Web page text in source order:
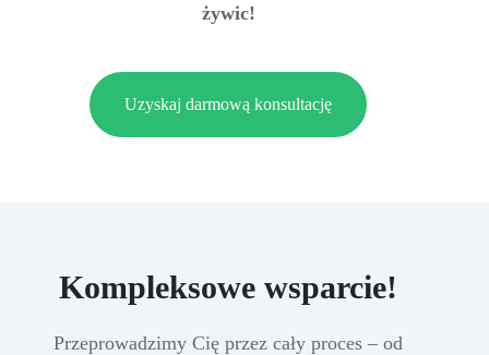
żywic!
Uzyskaj darmową konsultację
Kompleksowe wsparcie!
Przeprowadzimy Cię przez cały proces – od